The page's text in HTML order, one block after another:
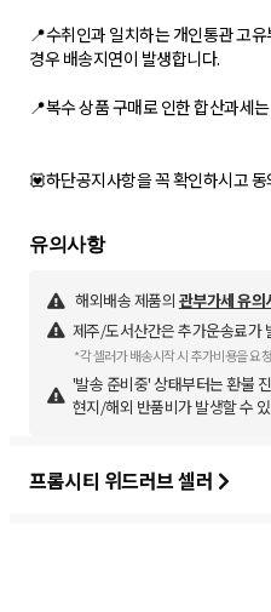
📍수취인과 일치하는 개인통관 고
경우 배송지연이 발생합니다.
📍복수 상품 구매로 인한 합산과세
💟하단공지사항을 꼭 확인하시고
유의사항
해외배송 제품의 관부가세 유의
제주/도서산간은 추가운송료가
*각 셀러가 배송시작 시 추가비용을 요
'발송 준비중' 상태부터는 환불
현지/해외 반품비가 발생할 수
프롬시티 위드러브 셀러